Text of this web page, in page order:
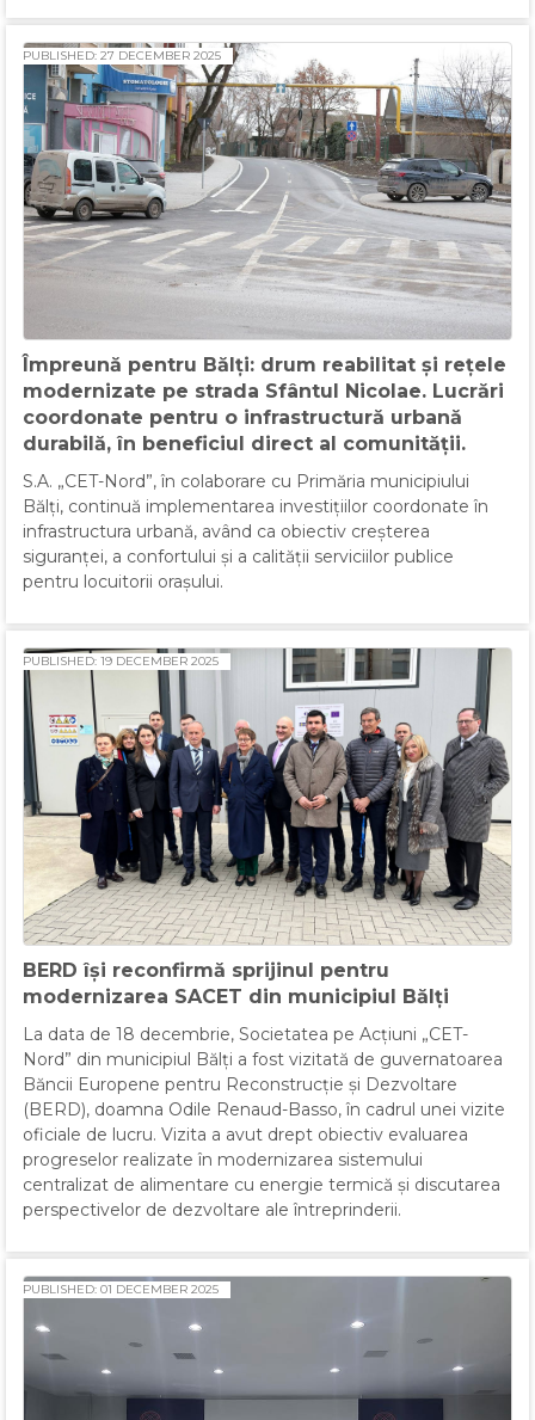
Împreună pentru Bălți: drum reabilitat și rețele
modernizate pe strada Sfântul Nicolae. Lucrări
coordonate pentru o infrastructură urbană
durabilă, în beneficiul direct al comunității.
PUBLISHED: 27 DECEMBER 2025
S.A. „CET-Nord”, în colaborare cu Primăria municipiului
Bălți, continuă implementarea investițiilor coordonate în
infrastructura urbană, având ca obiectiv creșterea
siguranței, a confortului și a calității serviciilor publice
pentru locuitorii orașului.
BERD își reconfirmă sprijinul pentru
modernizarea SACET din municipiul Bălți
PUBLISHED: 19 DECEMBER 2025
La data de 18 decembrie, Societatea pe Acțiuni „CET-
Nord” din municipiul Bălți a fost vizitată de guvernatoarea
Băncii Europene pentru Reconstrucție și Dezvoltare
(BERD), doamna Odile Renaud-Basso, în cadrul unei vizite
oficiale de lucru. Vizita a avut drept obiectiv evaluarea
progreselor realizate în modernizarea sistemului
centralizat de alimentare cu energie termică și discutarea
perspectivelor de dezvoltare ale întreprinderii.
PUBLISHED: 01 DECEMBER 2025